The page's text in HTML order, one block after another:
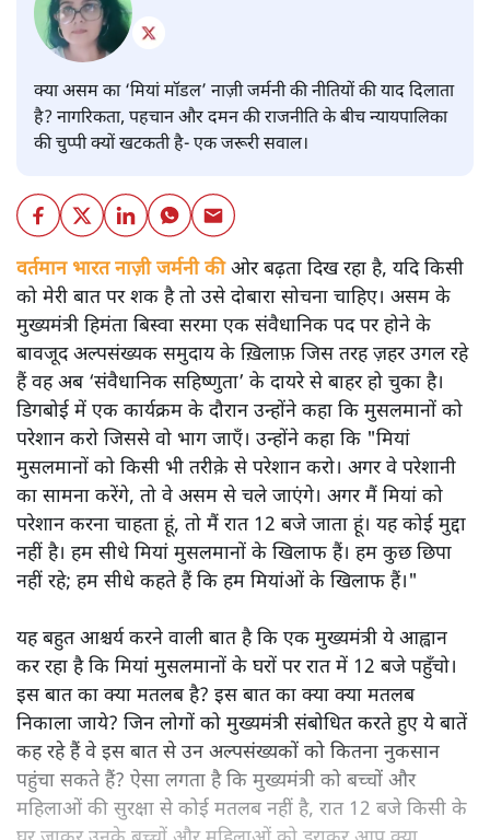
क्या असम का ‘मियां मॉडल’ नाज़ी जर्मनी की नीतियों की याद दिलाता
है? नागरिकता, पहचान और दमन की राजनीति के बीच न्यायपालिका
की चुप्पी क्यों खटकती है- एक जरूरी सवाल।
वर्तमान भारत नाज़ी जर्मनी कीओर बढ़ता दिख रहा है, यदि किसी
को मेरी बात पर शक है तो उसे दोबारा सोचना चाहिए। असम के
मुख्यमंत्री हिमंता बिस्वा सरमा एक संवैधानिक पद पर होने के
बावजूद अल्पसंख्यक समुदाय के ख़िलाफ़ जिस तरह ज़हर उगल रहे
हैं वह अब ‘संवैधानिक सहिष्णुता’ के दायरे से बाहर हो चुका है।
डिगबोई में एक कार्यक्रम के दौरान उन्होंने कहा कि मुसलमानों को
परेशान करो जिससे वो भाग जाएँ। उन्होंने कहा कि "मियां
मुसलमानों को किसी भी तरीक़े से परेशान करो। अगर वे परेशानी
का सामना करेंगे, तो वे असम से चले जाएंगे। अगर मैं मियां को
परेशान करना चाहता हूं, तो मैं रात 12 बजे जाता हूं। यह कोई मुद्दा
नहीं है। हम सीधे मियां मुसलमानों के खिलाफ हैं। हम कुछ छिपा
नहीं रहे; हम सीधे कहते हैं कि हम मियांओं के खिलाफ हैं।"
यह बहुत आश्चर्य करने वाली बात है कि एक मुख्यमंत्री ये आह्वान
कर रहा है कि मियांं मुसलमानों के घरों पर रात में 12 बजे पहुँचो।
इस बात का क्या मतलब है? इस बात का क्या क्या मतलब
निकाला जाये? जिन लोगों को मुख्यमंत्री संबोधित करते हुए ये बातें
कह रहे हैं वे इस बात से उन अल्पसंख्यकों को कितना नुकसान
पहुंचा सकते हैं? ऐसा लगता है कि मुख्यमंत्री को बच्चों और
महिलाओं की सुरक्षा से कोई मतलब नहीं है, रात 12 बजे किसी के